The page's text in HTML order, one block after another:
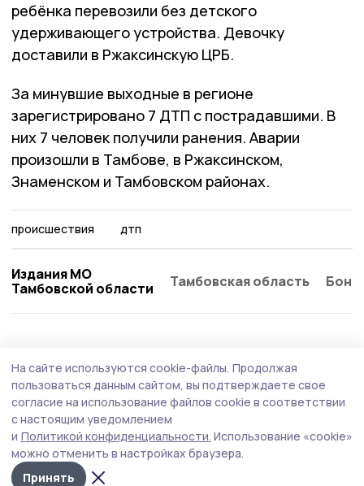
ребёнка перевозили без детского
удерживающего устройства. Девочку
доставили в Ржаксинскую ЦРБ.
За минувшие выходные в регионе
зарегистрировано 7 ДТП с пострадавшими. В
них 7 человек получили ранения. Аварии
произошли в Тамбове, в Ржаксинском,
Знаменском и Тамбовском районах.
происшествия дтп
Издания МО
Тамбовской области
Тамбовская область
На сайте используются cookie-файлы. Продолжая
пользоваться данным сайтом, вы подтверждаете свое
согласие на использование файлов cookie в соответствии
с настоящим уведомлением
и Политикой конфиденциальности. Использование «cookie»
можно отменить в настройках браузера.
Принять